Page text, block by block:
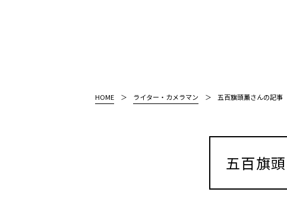
HOME ライター・カメラマン 五百旗頭薫さんの記事
五百旗